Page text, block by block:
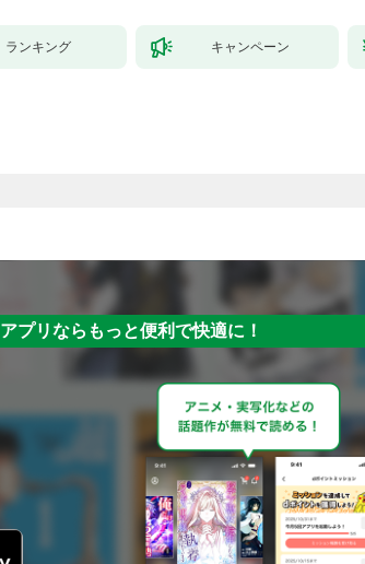
ランキング キャンペーン
アプリならもっと便利で快適に！